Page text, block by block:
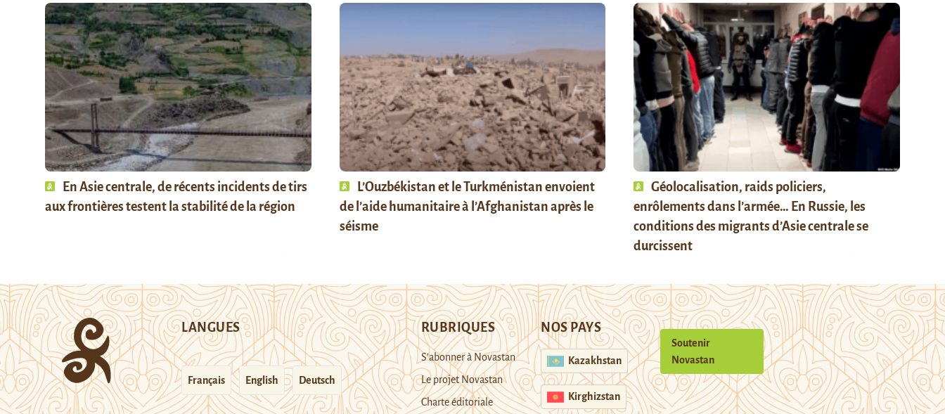
En Asie centrale, de récents incidents de tirs
aux frontières testent la stabilité de la région
L’Ouzbékistan et le Turkménistan envoient
de l’aide humanitaire à l’Afghanistan après le
séisme
Géolocalisation, raids policiers,
enrôlements dans l’armée… En Russie, les
conditions des migrants d’Asie centrale se
durcissent
LANGUES
Français English Deutsch
RUBRIQUES
S’abonner à Novastan
Le projet Novastan
Charte éditoriale
NOS PAYS
Kazakhstan
Kirghizstan
Soutenir
Novastan